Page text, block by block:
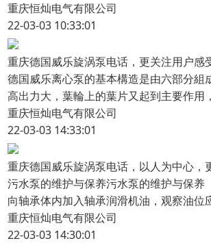
重庆恒灿电气有限公司
22-03-03 10:33:01
重庆德国威乐旋涡泵电话，更关注用户感
德国威乐离心泵的基本構造是由六部分
高出力大，葉輪上的葉片又起到主要作
重庆恒灿电气有限公司
22-03-03 14:33:01
重庆德国威乐旋涡泵电话，以人为中心，
污水泵的维护与保养污水泵的维护与保
向轴承体内加入轴承润滑机油，观察油
重庆恒灿电气有限公司
22-03-03 14:30:01